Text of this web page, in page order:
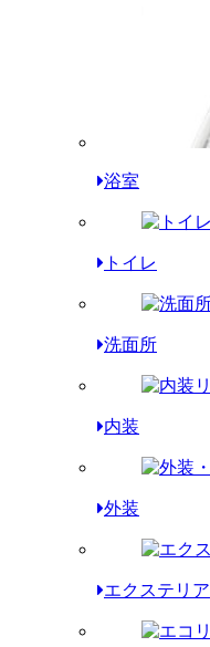
浴室
トイレ
洗面所
内装
外装
エクステリア